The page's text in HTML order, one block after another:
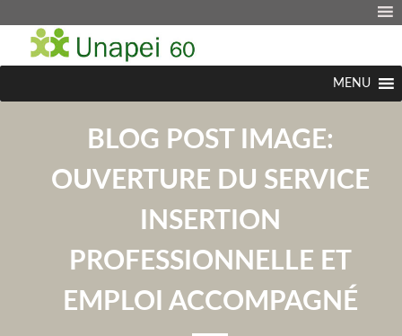
MENU
BLOG POST IMAGE:
OUVERTURE DU SERVICE
INSERTION
PROFESSIONNELLE ET
EMPLOI ACCOMPAGNÉ